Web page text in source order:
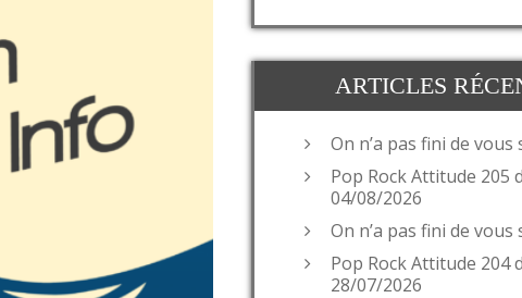
ARTICLES
On n’a pas fini de
Pop Rock Attitude 205
04/08/2026
On n’a pas fini de
Pop Rock Attitude 204
28/07/2026